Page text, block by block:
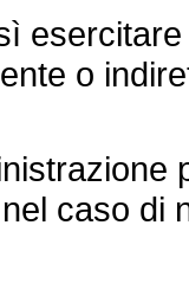
o
caso di